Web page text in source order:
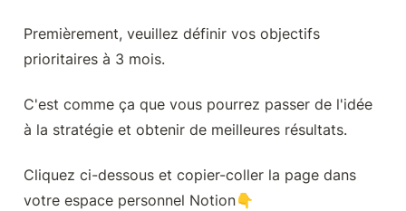
Premièrement, veuillez définir vos objectifs
prioritaires à 3 mois.
C'est comme ça que vous pourrez passer de l'idée
à la stratégie et obtenir de meilleures résultats.
Cliquez ci-dessous et copier-coller la page dans
votre espace personnel Notion👇